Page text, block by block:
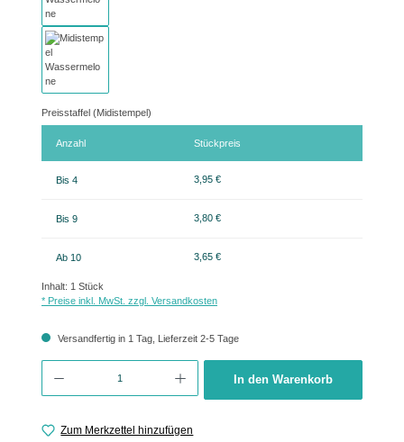
Preisstaffel (Midistempel)
Anzahl Stückpreis
Bis 4 3,95 €
Bis 9 3,80 €
Ab 10 3,65 €
Inhalt: 1 Stück
* Preise inkl. MwSt. zzgl. Versandkosten
Versandfertig in 1 Tag, Lieferzeit 2-5 Tage
In den Warenkorb
Zum Merkzettel hinzufügen